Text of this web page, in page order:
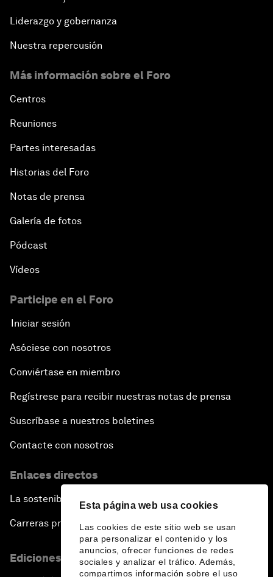
Esta página web usa cookies
Las cookies de este sitio web se usan
para personalizar el contenido y los
anuncios, ofrecer funciones de redes
sociales y analizar el tráfico. Además,
compartimos información sobre el uso
Middle Class Matters
Latin America: A Call to Action
Liderazgo y gobernanza
Nuestra repercusión
Más información sobre el Foro
Centros
Reuniones
Partes interesadas
Historias del Foro
Notas de prensa
Galería de fotos
Pódcast
Vídeos
Participe en el Foro
Iniciar sesión
Asóciese con nosotros
Conviértase en miembro
Regístrese para recibir nuestras notas de prensa
Suscríbase a nuestros boletines
Contacte con nosotros
Enlaces directos
La sostenibilidad en el Foro
Carreras profesionales
Ediciones en otros idiomas